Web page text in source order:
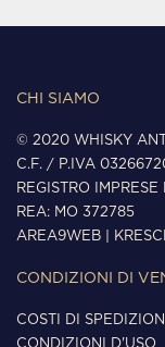
CHI SIAMO
© 2020 WHISKY
C.F. / P.IVA
REGISTRO
REA: MO 372785
AREA9WEB
CONDIZIONI DI
COSTI DI